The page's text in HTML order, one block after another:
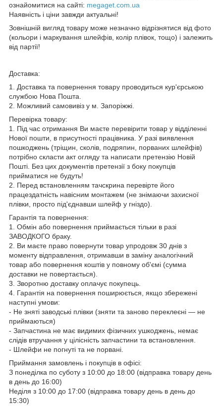
ознайомитися на сайті: megaget.com.ua
Наявність і ціни завжди актуальні!
Зовнішній вигляд товару може незначно відрізнятися від фото
(кольори і маркування шлейфів, колір плівок, тощо) і залежить
від партії!
Доставка:
1. Доставка та повернення товару проводиться кур'єрською
службою Нова Пошта.
2. Можливий самовивіз у м. Запоріжжі.
Перевірка товару:
1. Під час отримання Ви маєте перевірити товар у відділенні
Нової пошти, в присутності працівника. У разі виявлення
пошкоджень (тріщин, сколів, подряпин, порваних шлейфів)
потрібно скласти акт огляду та написати претензію Новій
Пошті. Без цих документів претензії з боку покупців
прийматися не будуть!
2. Перед встановленням тачскрина перевірте його
працездатність навісним монтажем (не знімаючи захисної
плівки, просто під'єднавши шлейф у гніздо).
Гарантія та повернення:
1. Обмін або повернення приймається тільки в разі
ЗАВОДКОГО браку.
2. Ви маєте право повернути товар упродовж 30 днів з
моменту відправлення, отримавши в заміну аналогічний
товар або повернення коштів у повному об'ємі (сумма
доставки не повертається).
3. Зворотню доставку оплачує покупець.
4. Гарантія на повернення поширюється, якщо збережені
наступні умови:
- Не зняті заводські плівки (зняти та заново переклеєні — не
приймаються)
- Запчастина не має видимих фізичних ушкоджень, немає
слідів втручання у цілісність запчастини та встановлення.
- Шлейфи не погнуті та не порвані.
Приймання замовлень і покупців в офісі:
З понеділка по суботу з 10:00 до 18:00 (відправка товару день
в день до 16:00)
Неділя з 10:00 до 17:00 (відправка товару день в день до
15:30)